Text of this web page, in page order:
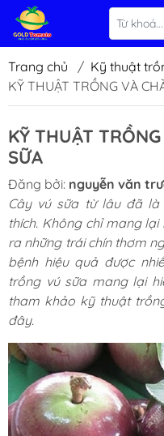
Trang chủ / Kỹ thuật
KỸ THUẬT TRỒNG VÀ
KỸ THUẬT
SỮA
Đăng bởi: nguyễn văn
Cây vú sữa từ lâu đã
thích. Không chỉ mang
ra những trái chín thơm
bệnh hiệu quả được
trồng vú sữa mang lại
tham khảo kỹ thuật
đây.